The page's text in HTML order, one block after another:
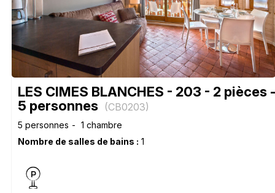
LES CIMES BLANCHES - 203 - 2 pièces -
5 personnes (CB0203)
5 personnes
1 chambre
Nombre de salles de bains : 1